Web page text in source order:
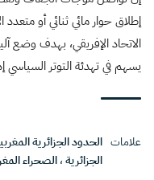
إطلاق حوار مائي ثنائي أو
الاتحاد الإفريقي، بهدف وضع
يسهم في تهدئة التوتر السياسي
علامات الحدود الجزائرية
الجزائرية،الصحراء